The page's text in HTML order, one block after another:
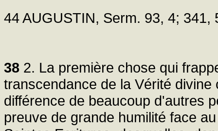
44 AUGUSTIN, Serm. 93, 4; 341,
38 2. La première chose qui
transcendance de la Vérité
différence de beaucoup d'autres
preuve de grande humilité face